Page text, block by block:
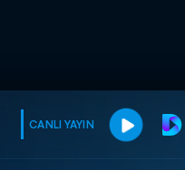
CANLI YAYIN
muhteşem ikili